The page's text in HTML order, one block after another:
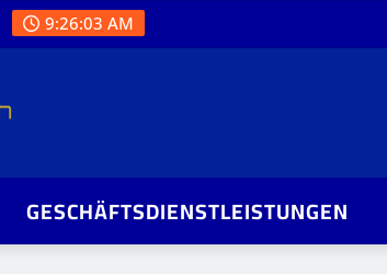
9:26:04 AM
GESCHÄFTSDIENSTLEISTUNGEN